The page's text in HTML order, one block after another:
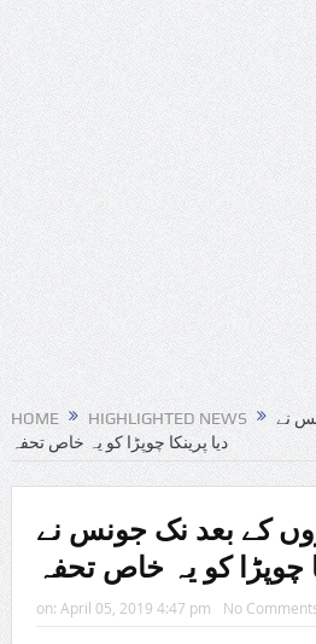
HOME HIGHLIGHTED NEWS
نے
دیا پرینکا چوپڑا کو یہ خاص تحفہ
کے بعد نک جونس نے
چوپڑا کو یہ خاص تحفہ
on: April 05, 2019 4:47 pm No